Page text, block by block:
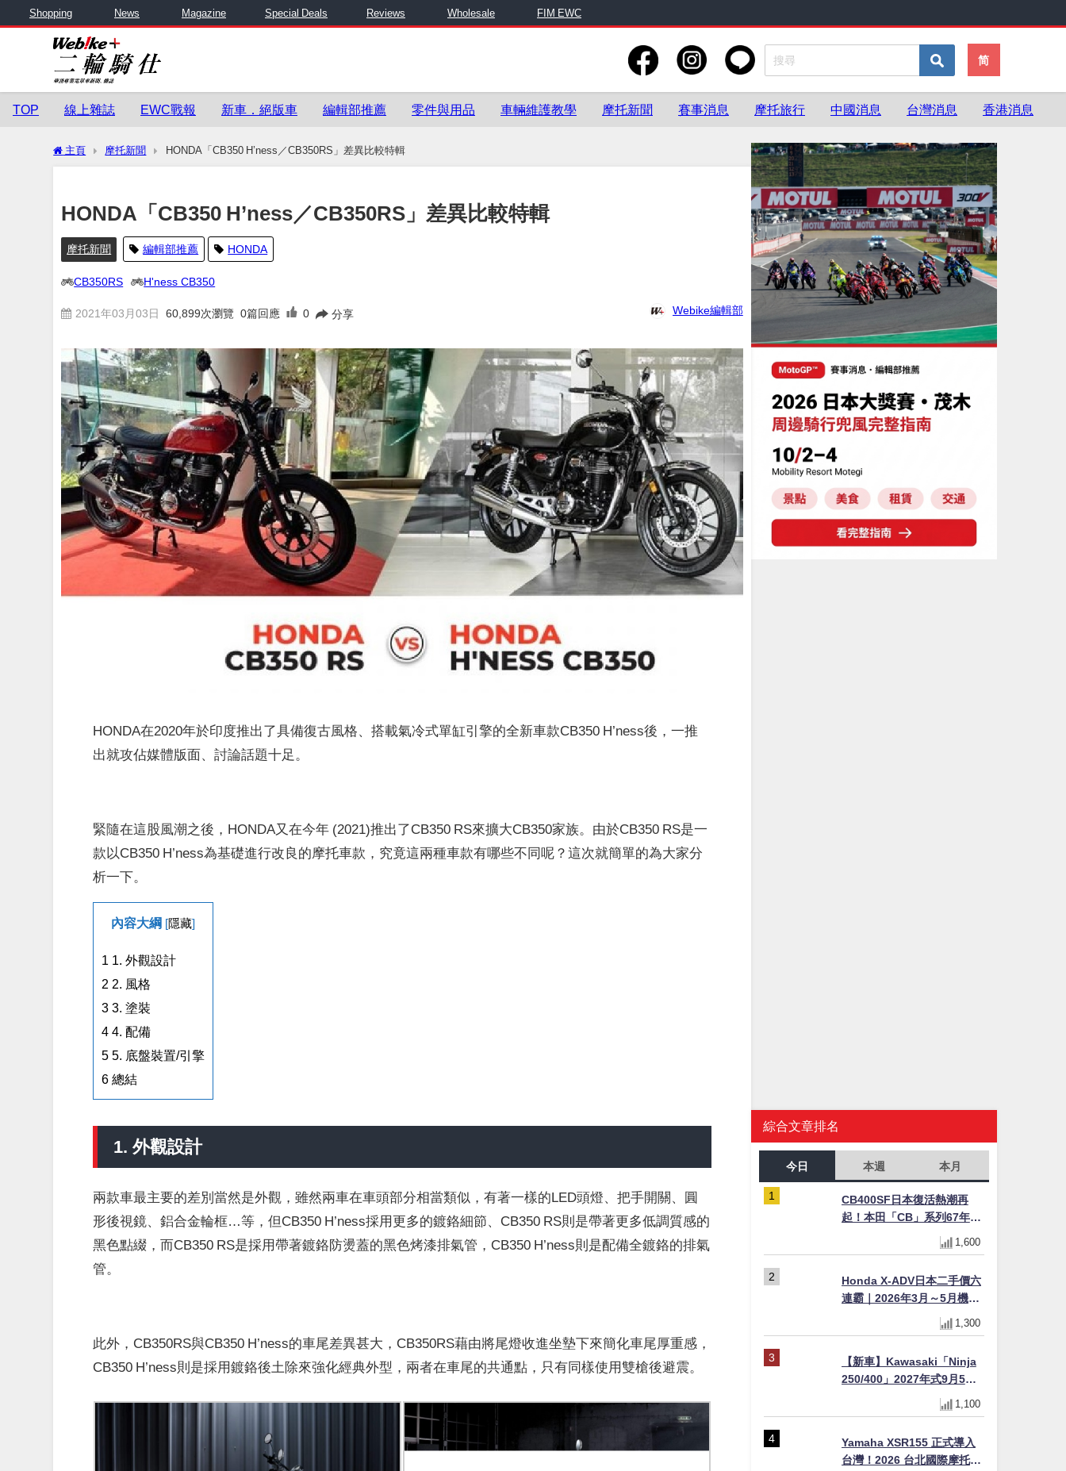
Shopping News Magazine Special Deals Reviews Wholesale FIM EWC
简
TOP 線上雜誌 EWC戰報 新車．絕版車 編輯部推薦 零件與用品 車輛維護教學 摩托新聞 賽事消息 摩托旅行 中國消息 台灣消息 香港消息
主頁 摩托新聞 HONDA「CB350 H’ness／CB350RS」差異比較特輯
HONDA「CB350 H’ness／CB350RS」差異比較特輯
摩托新聞 編輯部推薦 HONDA
CB350RS H'ness CB350
2021年03月03日 60,899次瀏覽 0篇回應 0 分享 Webike編輯部
HONDA在2020年於印度推出了具備復古風格、搭載氣冷式單缸引擎的全新車款CB350 H’ness後，一推
出就攻佔媒體版面、討論話題十足。
緊隨在這股風潮之後，HONDA又在今年 (2021)推出了CB350 RS來擴大CB350家族。由於CB350 RS是一
款以CB350 H’ness為基礎進行改良的摩托車款，究竟這兩種車款有哪些不同呢？這次就簡單的為大家分
析一下。
內容大綱 隱藏
1
1. 外觀設計
2 2. 風格
3 3. 塗裝
4 4. 配備
5 5. 底盤裝置/引擎
6 總結
1. 外觀設計
兩款車最主要的差別當然是外觀，雖然兩車在車頭部分相當類似，有著一樣的LED頭燈、把手開關、圓
形後視鏡、鋁合金輪框…等，但CB350 H’ness採用更多的鍍鉻細節、CB350 RS則是帶著更多低調質感的
黑色點綴，而CB350 RS是採用帶著鍍鉻防燙蓋的黑色烤漆排氣管，CB350 H’ness則是配備全鍍鉻的排氣
管。
此外，CB350RS與CB350 H’ness的車尾差異甚大，CB350RS藉由將尾燈收進坐墊下來簡化車尾厚重感，
CB350 H’ness則是採用鍍鉻後土除來強化經典外型，兩者在車尾的共通點，只有同樣使用雙槍後避震。
綜合文章排名
今日 本週 本月
CB400SF日本復活熱潮再
起！本田「CB」系列67年傳
奇解密 與CBR差異一次搞懂
1,600
Honda X-ADV日本二手價六
連霸｜2026年3月～5月機車
轉售排行榜 CBR1000RR-R
FIREBLADE SP首度躋身前
1,300
【新車】Kawasaki「Ninja
250/400」2027年式9月5日
日本發售！新塗裝登場×價格
不變×輔助滑動式離合器
1,100
Yamaha XSR155 正式導入
台灣！2026 台北國際摩托車